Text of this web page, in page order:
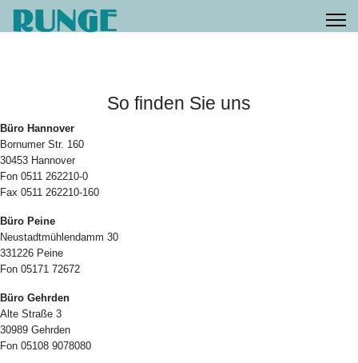
So finden Sie uns
Büro Hannover
Bornumer Str. 160
30453 Hannover
Fon 0511 262210-0
Fax 0511 262210-160
Büro Peine
Neustadtmühlendamm 30
331226 Peine
Fon 05171 72672
Büro Gehrden
Alte Straße 3
30989 Gehrden
Fon 05108 9078080